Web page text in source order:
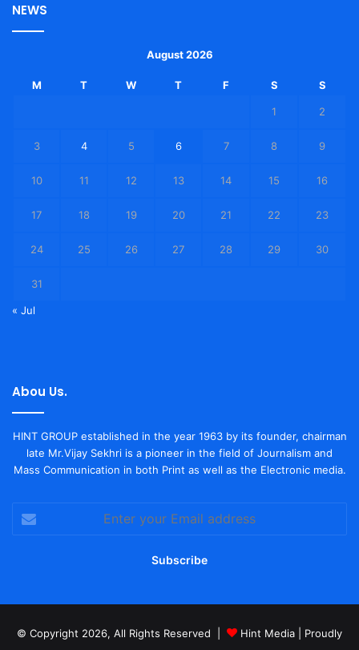
NEWS
August 2026
M T W T F S S
1 2
3 4 5 6 7 8 9
10 11 12 13 14 15 16
17 18 19 20 21 22 23
24 25 26 27 28 29 30
31
« Jul
Abou Us.
HINT GROUP established in the year 1963 by its founder, chairman
late Mr.Vijay Sekhri is a pioneer in the field of Journalism and
Mass Communication in both Print as well as the Electronic media.
your
© Copyright 2026, All Rights Reserved | Hint Media | Proudly